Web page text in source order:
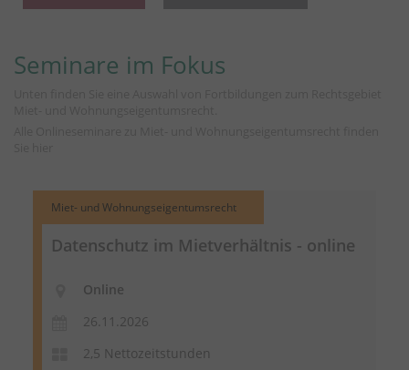
Seminare im Fokus
Miet- und Wohnungseigentumsrecht
Datenschutz im Mietverhältnis - online
Online
26.11.2026
2,5 Nettozeitstunden